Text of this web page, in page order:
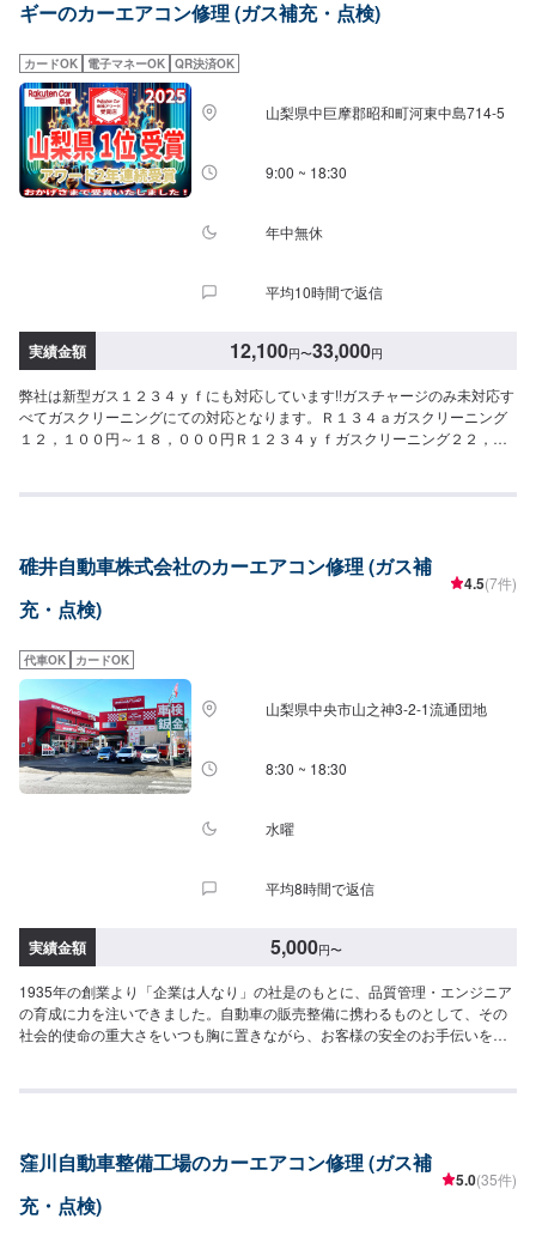
無料で貸出しています。※ガソリン代はお客様にご負担頂いております。予め
により金額が変わりますので、予めご了承ください。☆☆ご予約お待ちして
おります！☆☆【定休日・営業時間】定休日：日曜日営業時間：9:00~18:00
ギーのカーエアコン修理 (ガス補充・点検)
カードOK 電子マネーOK QR決済OK
山梨県中巨摩郡昭和町河東中島714-5
9:00 ~ 18:30
年中無休
平均10時間で返信
実績金額 12,100円〜33,000円
弊社は新型ガス１２３４ｙｆにも対応しています!!ガスチャージのみ未対応す
べてガスクリーニングにての対応となります。Ｒ１３４ａガスクリーニング
１２，１００円～１８，０００円Ｒ１２３４ｙｆガスクリーニング２２，０
碓井自動車株式会社のカーエアコン修理 (ガス補
充・点検)
4.5(7件)
代車OK カードOK
山梨県中央市山之神3-2-1流通団地
8:30 ~ 18:30
水曜
平均8時間で返信
実績金額 5,000円〜
1935年の創業より「企業は人なり」の社是のもとに、品質管理・エンジニア
の育成に力を注いできました。自動車の販売整備に携わるものとして、その
社会的使命の重大さをいつも胸に置きながら、お客様の安全のお手伝いをさ
開始【4】仕上がり次第納車-----納期について-----納期は通常3日～5日程度で
て詳細をお願い致します。-----代車について-----無料の代車をご用意していま
す。お車の作業中は代車をご利用ください。※代車の燃料代はお客様にご負担
いただいております。-----ご来店時の注意、受付方法-----県道3号線、流通セ
窪川自動車整備工場のカーエアコン修理 (ガス補
充・点検)
5.0(35件)